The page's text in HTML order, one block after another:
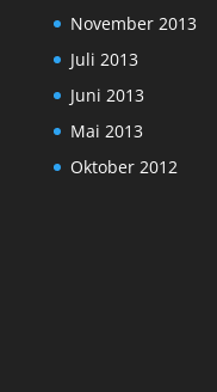
November 2013
Juli 2013
Juni 2013
Mai 2013
Oktober 2012